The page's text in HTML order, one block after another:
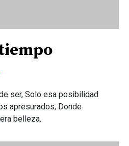
ser, Solo esa posibilidad
apresurados, Donde
belleza.